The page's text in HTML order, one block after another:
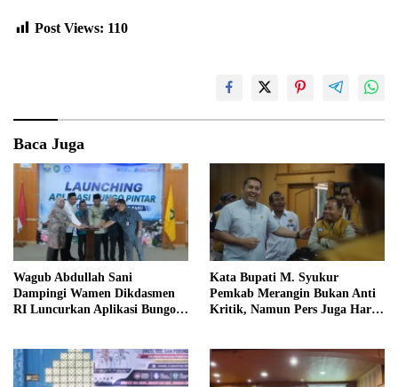
Post Views: 110
Baca Juga
Wagub Abdullah Sani
Dampingi Wamen Dikdasmen
RI Luncurkan Aplikasi Bungo
Kata Bupati M. Syukur
Pemkab Merangin Bukan Anti
Kritik, Namun Pers Juga Harus